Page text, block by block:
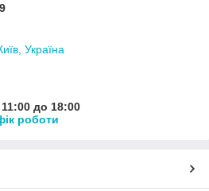
Україна
до 18:00
роботи